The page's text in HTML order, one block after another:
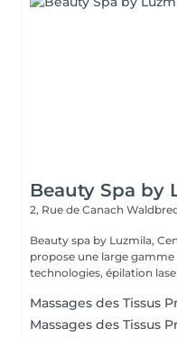
Beauty Spa by
2, Rue de Canach
Beauty spa by Luzmila,
propose une large
technologies, épilation
Massages des Tissus
Massages des Tissus